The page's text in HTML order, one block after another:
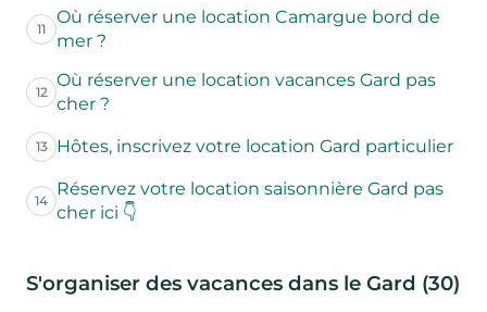
11
Où réserver une location Camargue bord de
mer ?
12
Où réserver une location vacances Gard pas
cher ?
13 Hôtes, inscrivez votre location Gard particulier
14
Réservez votre location saisonnière Gard pas
cher ici 👇
S'organiser des vacances dans le Gard (30)